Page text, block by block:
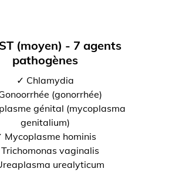
(moyen) - 7 agents
pathogènes
✓ Chlamydia
(gonorrhée)
génital (mycoplasma
genitalium)
Mycoplasme hominis
vaginalis
urealyticum